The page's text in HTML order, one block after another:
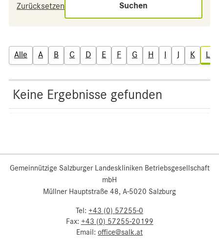
Zurücksetzen Suchen
Alle A B C D E F G H I J K L
Keine Ergebnisse gefunden
Gemeinnützige Salzburger Landeskliniken Betriebsgesellschaft
mbH
Müllner Hauptstraße 48, A-5020 Salzburg
Tel: +43 (0) 57255-0
Fax: +43 (0) 57255-20199
Email: office@salk.at